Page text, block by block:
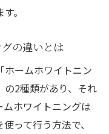
。
の違いとは
ホームホワイトニン
の2種類があり、それ
ホワイトニングは
って行う方法で、